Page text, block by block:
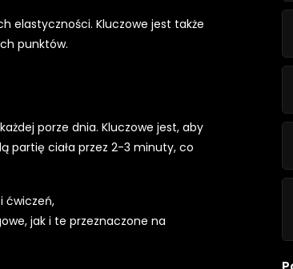
elastyczności. Kluczowe jest także
punktów.
porze dnia. Kluczowe jest, aby
partię ciała przez 2-3 minuty, co
ćwiczeń,
jak i te przeznaczone na